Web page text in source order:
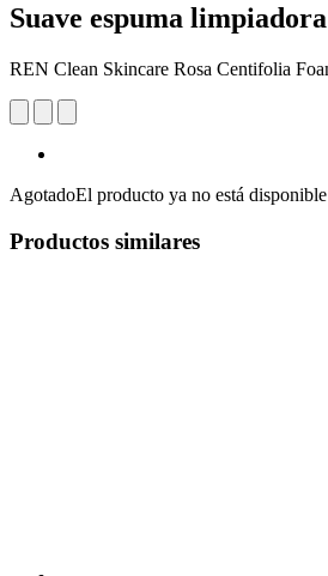
Suave espuma
REN Clean Skincare Rosa Centifolia
AgotadoEl producto ya no está
Productos similares